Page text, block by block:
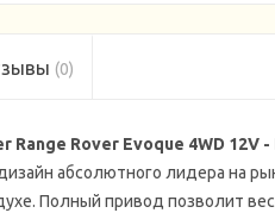
(0)
Rover Evoque 4WD 12V -
абсолютного лидера на
Полный привод позволит